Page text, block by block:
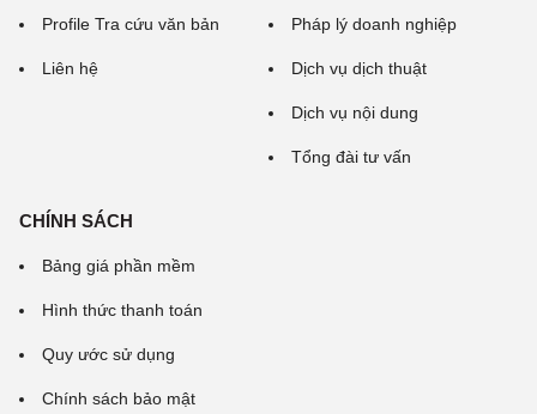
Profile Tra cứu văn bản
Liên hệ
Pháp lý doanh nghiệp
Dịch vụ dịch thuật
Dịch vụ nội dung
Tổng đài tư vấn
CHÍNH SÁCH
Bảng giá phần mềm
Hình thức thanh toán
Quy ước sử dụng
Chính sách bảo mật